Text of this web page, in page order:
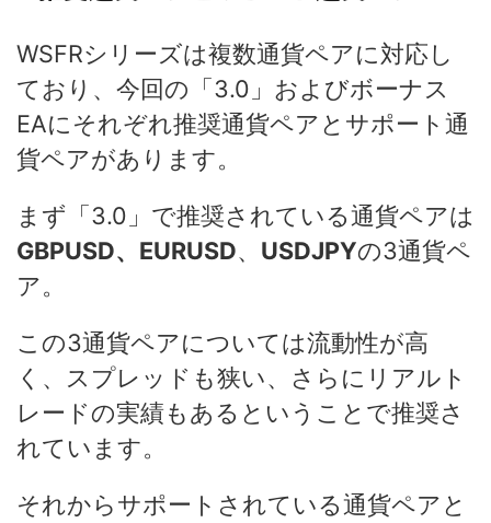
WSFRシリーズは複数通貨ペアに対応し
ており、今回の「3.0」およびボーナス
EAにそれぞれ推奨通貨ペアとサポート通
貨ペアがあります。
まず「3.0」で推奨されている通貨ペアは
GBPUSD、EURUSD、 USDJPYの3通貨ペ
ア。
この3通貨ペアについては流動性が高
く、スプレッドも狭い、さらにリアルト
レードの実績もあるということで推奨さ
れています。
それからサポートされている通貨ペアと